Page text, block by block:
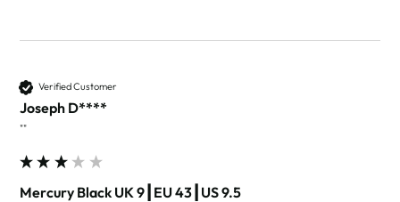
Verified Customer
Joseph D****
""
Mercury Black UK 9┃EU 43┃US 9.5